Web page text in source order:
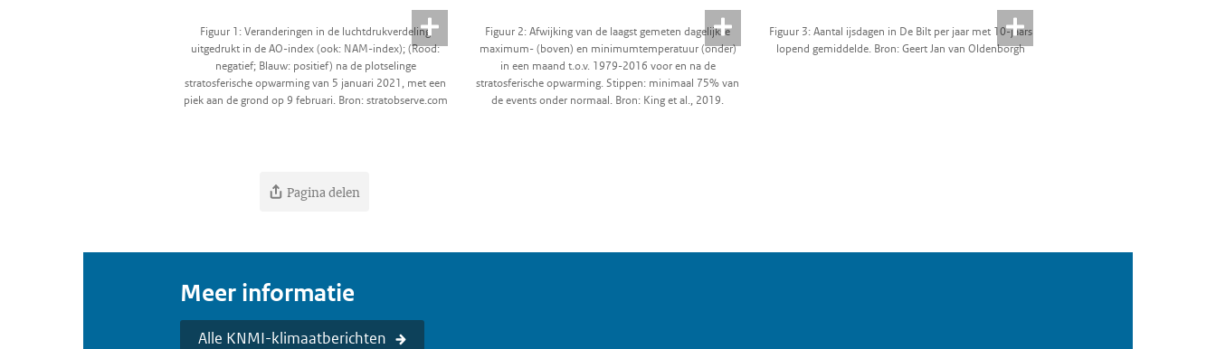
Figuur 1: Veranderingen in de luchtdrukverdeling
uitgedrukt in de AO-index (ook: NAM-index); (Rood:
negatief; Blauw: positief) na de plotselinge
stratosferische opwarming van 5 januari 2021, met een
piek aan de grond op 9 februari. Bron: stratobserve.com
Figuur 2: Afwijking van de laagst gemeten dagelijkse
maximum- (boven) en minimumtemperatuur (onder)
in een maand t.o.v. 1979-2016 voor en na de
stratosferische opwarming. Stippen: minimaal 75% van
de events onder normaal. Bron: King et al., 2019.
Figuur 3: Aantal ijsdagen in De Bilt per jaar met 10-jaars
lopend gemiddelde. Bron: Geert Jan van Oldenborgh
Pagina delen
Meer informatie
Alle KNMI-klimaatberichten